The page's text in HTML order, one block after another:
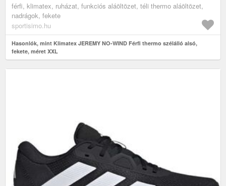
férfi, klimatex, ruházat, funkciós aláöltözet, téli thermo aláöltözet,
nadrágok, fekete
sportisimo.hu
Hasonlók, mint Klimatex JEREMY NO-WIND Férfi thermo szélálló alsó,
fekete, méret XXL